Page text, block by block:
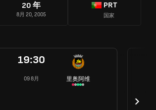
20 年
8月 20, 2005
PRT
国家
19:30
09 8月 里奥阿维